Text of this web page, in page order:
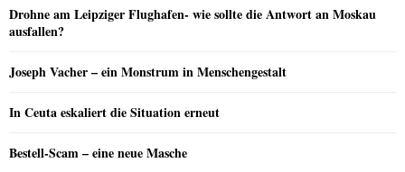
Drohne am Leipziger Flughafen- wie sollte die Antwort an Moskau
ausfallen?
Joseph Vacher – ein Monstrum in Menschengestalt
In Ceuta eskaliert die Situation erneut
Bestell-Scam – eine neue Masche